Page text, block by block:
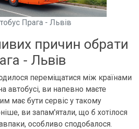
Прага - Львів
причин обрати
- Львів
переміщатися між країнами
автобусі, ви напевно маєте
має бути сервіс у такому
ви запам'ятали, що б хотілося
особливо сподобалося.